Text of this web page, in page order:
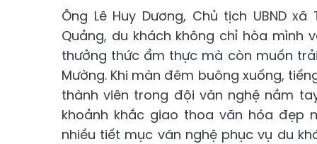
Ông Lê Huy Dương, Chủ tịch UBND
Quảng, du khách không chỉ hòa mình
thưởng thức ẩm thực mà còn muốn
Mường. Khi màn đêm buông xuống,
thành viên trong đội văn nghệ nắm
khoảnh khắc giao thoa văn hóa đẹp
nhiều tiết mục văn nghệ phục vụ du